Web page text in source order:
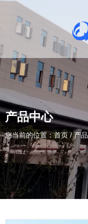
产品中心
您当前的位置：首页/产品